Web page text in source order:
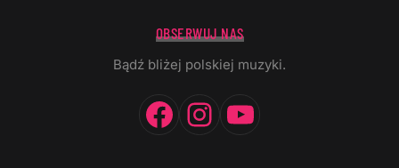
OBSERWUJ NAS
Bądź bliżej polskiej muzyki.
Facebook
Instagram